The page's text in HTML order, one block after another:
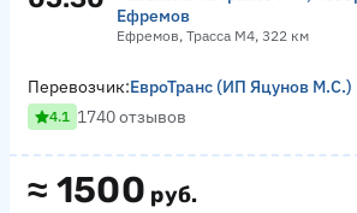
Ефремов
Ефремов, Трасса М4, 322 км
≈ 1500 руб.
Перевозчик:ЕвроТранс (ИП Яцунов М.С.)
4.1 1740 отзывов